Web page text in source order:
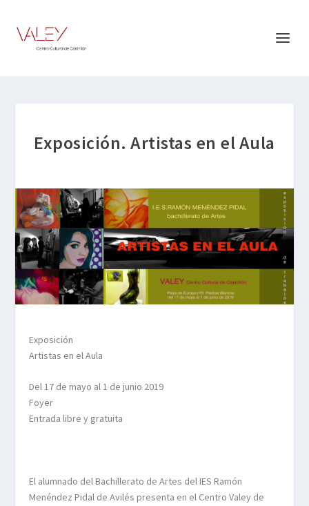
Exposición. Artistas en el Aula
Exposición
Artistas en el Aula
Del17 de mayo al 1 de junio 2019
Foyer
Entrada libre y gratuita
El alumnado del Bachillerato de Artes del IES Ramón
Menéndez Pidal de Avilés presenta en el Centro Valey de